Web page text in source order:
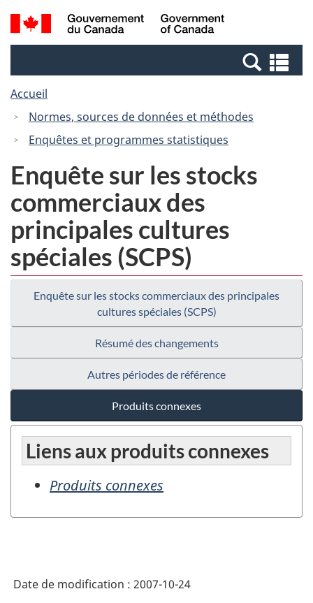
Passer
au
Passer
au
Passer
à
Canada
Recherche
et
et
Accueil
Normes, sources de données et méthodes
Enquêtes et programmes statistiques
Enquête sur les stocks
commerciaux des
principales cultures
spéciales (SCPS)
Enquête sur les stocks commerciaux des principales
cultures spéciales (SCPS)
Résumé des changements
Autres périodes de référence
Produits connexes
Liens aux produits connexes
Produits connexes
Date de modification : 2007-10-24